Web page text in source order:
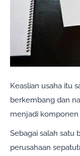
Keaslian usaha itu
berkembang dan
menjadi
Sebagai salah satu
perusahaan